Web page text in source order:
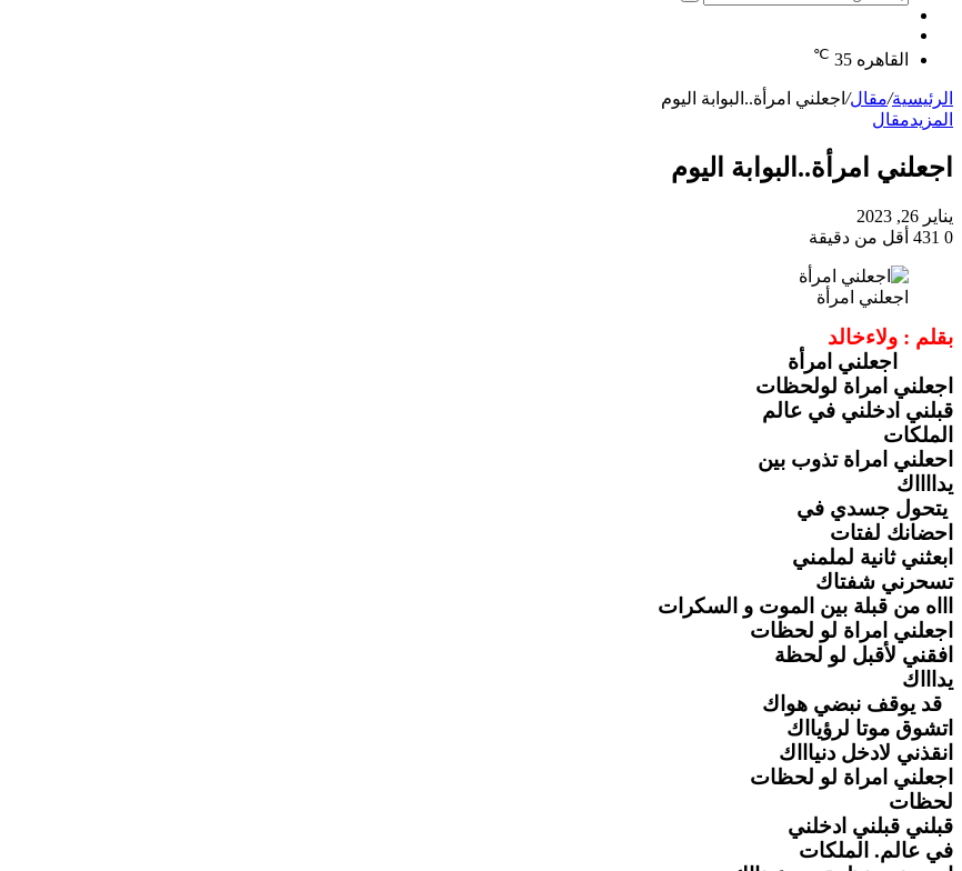
بحث
عشوائي
القاهره 35
℃
الرئيسية/مقال/ اجعلني امرأة..البوابة اليوم
المزيدمقال
اجعلني امرأة..البوابة اليوم
يناير 26, 2023
0
أقل من دقيقة
اجعلني امرأة
بقلم : ولاءخالد
اجعلني امرأة
اجعلني امراة لولحظات
قبلني ادخلني في عالم
الملكات
احعلني امراة تذوب بين
يدااااك
يتحول جسدي في
احضانك لفتات
ابعثني ثانية لملمني
تسحرني شفتاك
اااه من قبلة بين الموت و السكرات
اجعلني امراة لو لحظات
افقني لأقبل لو لحظة
يداااك
قد يوقف نبضي هواك
اتشوق موتا لرؤيااك
انقذني لادخل دنياااك
اجعلني امراة لو لحظات
لحظات
قبلني قبلني ادخلني
في عالم. الملكات